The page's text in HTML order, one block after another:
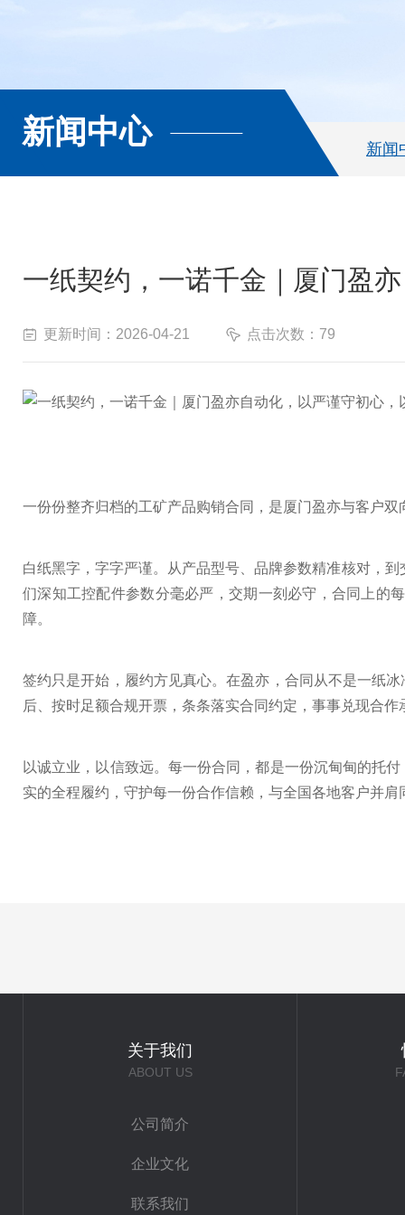
新闻中心 新闻
一纸契约，一诺千金｜厦门盈
更新时间：2026-04-21 点击次数：79
一份份整齐归档的工矿产品购销合同，是厦门盈亦与客户
白纸黑字，字字严谨。从产品型号、品牌参数精准核对，
们深知工控配件参数分毫必严，交期一刻必守，合同上的
障。
签约只是开始，履约方见真心。在盈亦，合同从不是一纸
后、按时足额合规开票，条条落实合同约定，事事兑现合
以诚立业，以信致远。每一份合同，都是一份沉甸甸的托
实的全程履约，守护每一份合作信赖，与全国各地客户并
关于我们
ABOUT US
公司简介
企业文化
联系我们